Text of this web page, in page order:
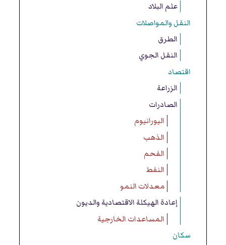
علم البلاد
النقل والمواصلات
الطرق
النقل الجوي
اقتصاد
الزراعة
الصادرات
اليورانيوم
الذهب
الفحم
النفط
معدلات النمو
إعادة الهيكلة الاقتصادية والديون
المساعدات الخارجية
سكان